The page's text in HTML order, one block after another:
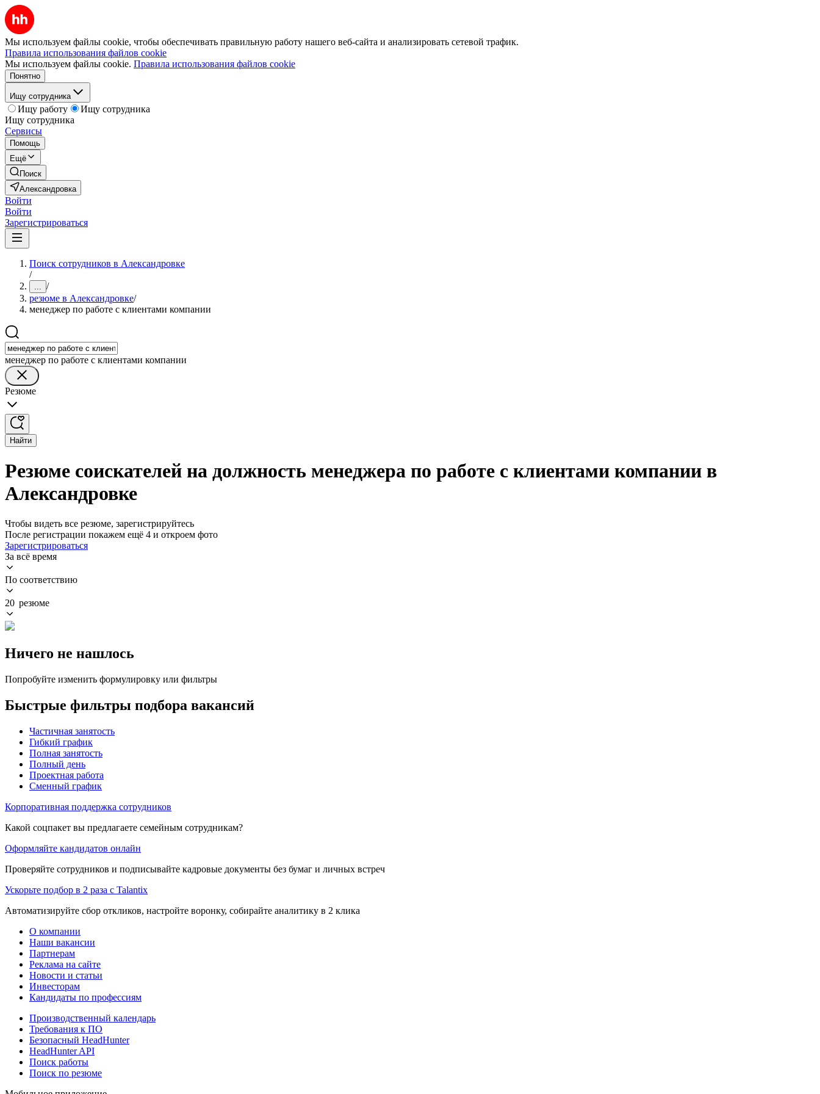
Мы используем файлы cookie, чтобы обеспечивать правильную работу нашего веб-сайта и анализировать сетевой трафик.
Правила использования файлов cookie
Мы используем файлы cookie. Правила использования файлов cookie
Понятно
Ищу сотрудника
Ищу работу
Ищу сотрудника
Ищу сотрудника
Сервисы
Помощь
Ещё
Поиск
Александровка
Войти
Войти
Зарегистрироваться
Поиск сотрудников в Александровке
/
... /
резюме в Александровке/
менеджер по работе с клиентами компании
менеджер по работе с клиентами компании
Резюме
Найти
Резюме соискателей на должность менеджера по работе с клиентами компании в
Александровке
Чтобы видеть все резюме, зарегистрируйтесь
После регистрации покажем ещё 4 и откроем фото
Зарегистрироваться
За всё время
По соответствию
20 резюме
Ничего не нашлось
Попробуйте изменить формулировку или фильтры
Быстрые фильтры подбора вакансий
Частичная занятость
Гибкий график
Полная занятость
Полный день
Проектная работа
Сменный график
Корпоративная поддержка сотрудников
Какой соцпакет вы предлагаете семейным сотрудникам?
Оформляйте кандидатов онлайн
Проверяйте сотрудников и подписывайте кадровые документы без бумаг и личных встреч
Ускорьте подбор в 2 раза с Talantix
Автоматизируйте сбор откликов, настройте воронку, собирайте аналитику в 2 клика
О компании
Наши вакансии
Партнерам
Реклама на сайте
Новости и статьи
Инвесторам
Кандидаты по профессиям
Производственный календарь
Требования к ПО
Безопасный HeadHunter
HeadHunter API
Поиск работы
Поиск по резюме